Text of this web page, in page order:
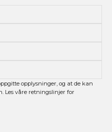
opplysninger, og at de kan
Les våre retningslinjer for